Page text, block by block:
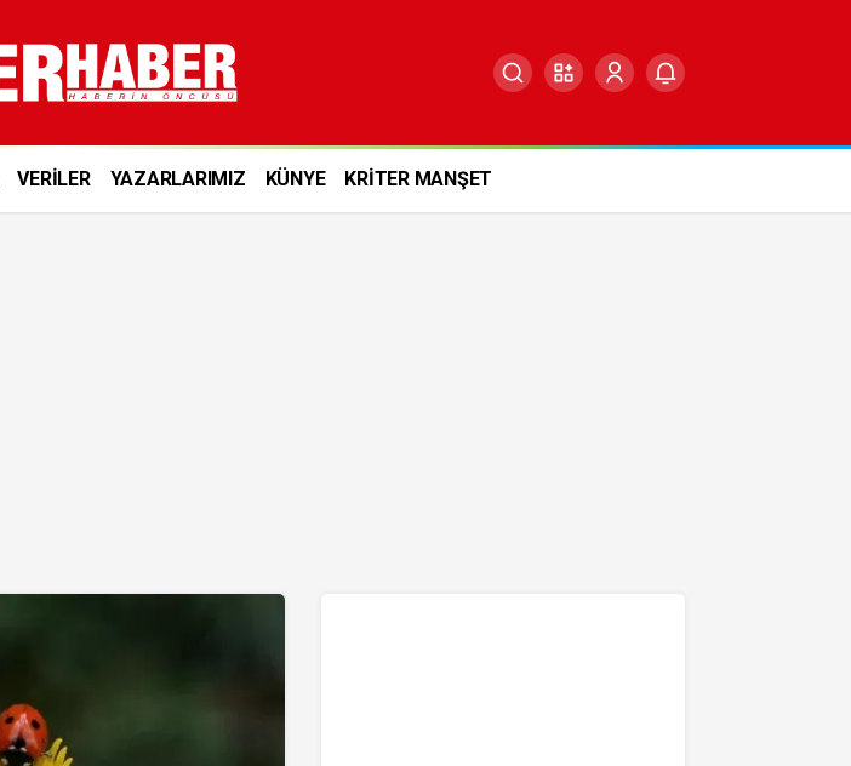
VERİLER YAZARLARIMIZ KÜNYE KRİTER MANŞET